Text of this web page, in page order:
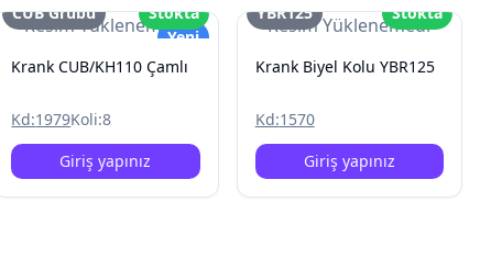
Resim Yüklenemedi
Yeni
CUB Grubu Stokta
Krank CUB/KH110 Çamlı
Kd:1979Koli:8
Giriş yapınız
Resim Yüklenemedi
YBR125 Stokta
Krank Biyel Kolu YBR125
Kd:1570
Giriş yapınız